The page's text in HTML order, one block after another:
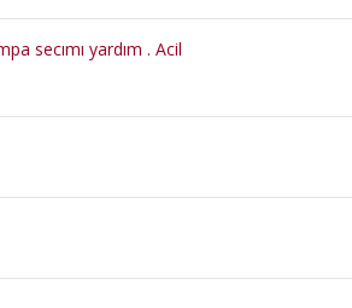
secımı yardım . Acil